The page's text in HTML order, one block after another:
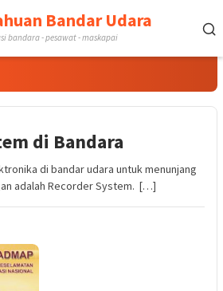
Bandar Udara
bandara - pesawat - maskapai
di Bandara
di bandar udara untuk menunjang
adalah Recorder System. […]